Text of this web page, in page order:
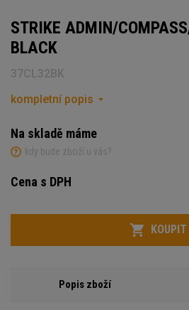
STRIKE ADMIN/
BLACK
37CL32BK
kompletní popis
Na skladě máme
kdy bude zboží u vás?
Cena s DPH
Počet
KOUPIT
Popis zboží